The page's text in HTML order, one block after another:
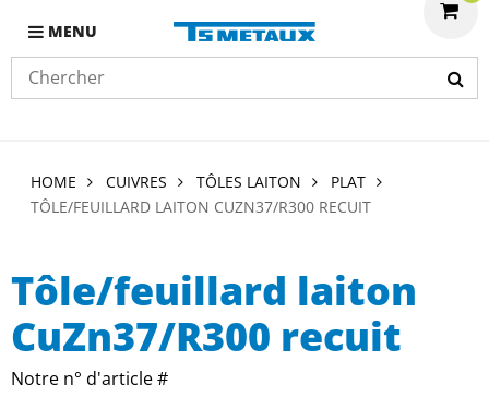
MENU
HOME CUIVRES TÔLES LAITON
PLAT
TÔLE/FEUILLARD LAITON CUZN37/R300 RECUIT
Tôle/feuillard laiton
CuZn37/R300 recuit
Notre n° d'article #